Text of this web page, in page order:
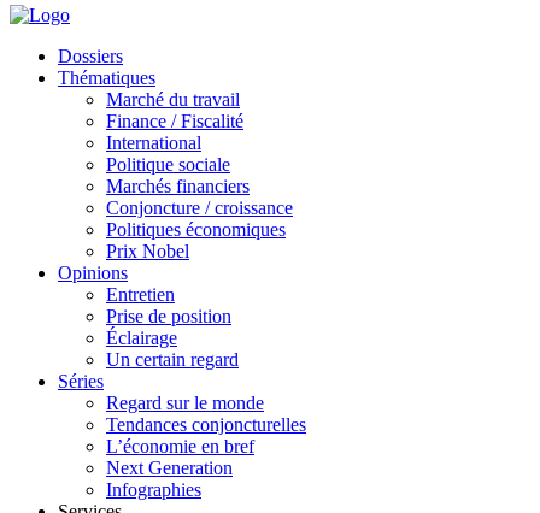
Dossiers
Thématiques
Marché du travail
Finance / Fiscalité
International
Politique sociale
Marchés financiers
Conjoncture / croissance
Politiques économiques
Prix Nobel
Opinions
Entretien
Prise de position
Éclairage
Un certain regard
Séries
Regard sur le monde
Tendances conjoncturelles
L’économie en bref
Next Generation
Infographies